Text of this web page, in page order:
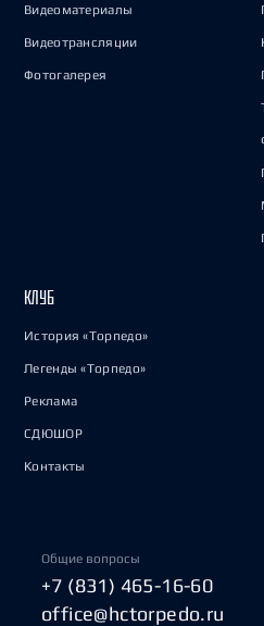
Видеоматериалы
Видеотрансляции
Фотогалерея
КЛУБ
История «Торпедо»
Легенды «Торпедо»
Реклама
СДЮШОР
Контакты
Общие вопросы
+7 (831) 465-16-60
office@hctorpedo.ru